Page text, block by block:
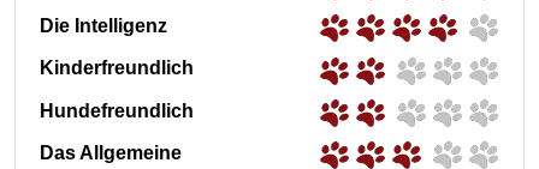
Die Intelligenz
Kinderfreundlich
Hundefreundlich
Das Allgemeine